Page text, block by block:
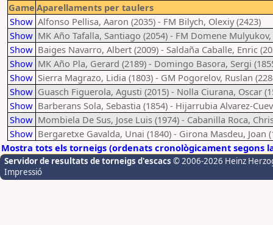
Game Aparellaments per taulers
Show Alfonso Pellisa, Aaron (2035) - FM Bilych, Olexiy (2423)
Show MK Año Tafalla, Santiago (2054) - FM Domene
Show Baiges Navarro, Albert (2009) - Saldaña Caballe, Enric
Show MK Año Pla, Gerard (2189) - Domingo Basora, Sergi
Show Sierra Magrazo, Lidia (1803) - GM Pogorelov, Ruslan
Show Guasch Figuerola, Agusti (2015) - Nolla Ciurana, Oscar
Show Barberans Sola, Sebastia (1854) - Hijarrubia Alvarez-
Show Mombiela De Sus, Jose Luis (1974) - Cabanilla Roca,
Show Bergaretxe Gavalda, Unai (1840) - Girona Masdeu, Joan
Mostra tots els torneigs (ordenats cronològicament segons
Servidor de resultats de torneigs d'escacs © 2006-2026 Heinz
Impressió